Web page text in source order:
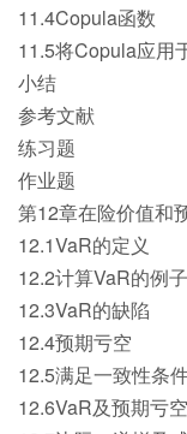
11.4Copula函数
11.5将Copula应用
小结
参考文献
练习题
作业题
第12章在险价值和
12.1VaR的定义
12.2计算VaR的例子
12.3VaR的缺陷
12.4预期亏空
12.5满足一致性条
12.6VaR及预期亏